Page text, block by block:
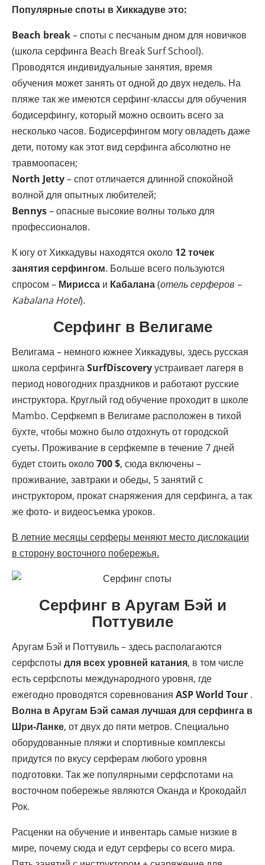
Популярные споты в Хиккадуве это:
Beach break– споты с песчаным дном для новичков
(школа серфинга Beach Break Surf School).
Проводятся индивидуальные занятия, время
обучения может занять от одной до двух недель. На
пляже так же имеются серфинг-классы для обучения
бодисерфингу, который можно освоить всего за
несколько часов. Бодисерфингом могу овладеть даже
дети, потому как этот вид серфинга абсолютно не
травмоопасен;
North Jetty– спот отличается длинной спокойной
волной для опытных любителей;
Bennys– опасные высокие волны только для
профессионалов.
К югу от Хиккадувы находятся около 12 точек
занятия серфингом. Больше всего пользуются
спросом – Мирисса и Кабалана(отель серферов –
Kabalana Hotel).
Серфинг в Велигаме
Велигама – немного южнее Хиккадувы, здесь русская
школа серфингаSurfDiscoveryустраивает лагеря в
период новогодних праздников и работают русские
инструктора. Круглый год обучение проходит в школе
Mambo. Серфкемп в Велигаме расположен в тихой
бухте, чтобы можно было отдохнуть от городской
суеты. Проживание в серфкемпе в течение 7 дней
будет стоить около700 $, сюда включены –
проживание, завтраки и обеды, 5 занятий с
инструктором, прокат снаряжения для серфинга, а так
же фото- и видеосъемка уроков.
В летние месяцы серферы меняют место дислокации
в сторону восточного побережья.
Серфинг в Аругам Бэй и
Поттувиле
Аругам Бэй и Поттувиль – здесь располагаются
серфспоты для всех уровней катания, в том числе
есть серфспоты международного уровня, где
ежегодно проводятся соревнования ASP World Tour .
Волна в Аругам Бэй самая лучшая для серфинга в
Шри-Ланке, от двух до пяти метров. Специально
оборудованные пляжи и спортивные комплексы
придутся по вкусу серферам любого уровня
подготовки. Так же популярными серфспотами на
восточном побережье являются Оканда и Крокодайл
Рок.
Расценки на обучение и инвентарь самые низкие в
мире, почему сюда и едут серферы со всего мира.